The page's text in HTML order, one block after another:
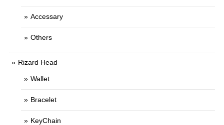
Accessary
Others
Rizard Head
Wallet
Bracelet
KeyChain